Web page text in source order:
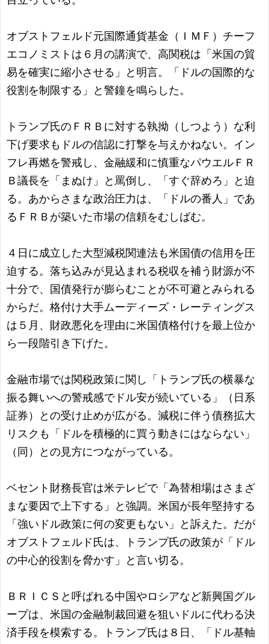
オブストフェルド元国際通貨基金（ＩＭＦ）チーフ
エコノミストは６月の講演で、高関税は「米国の貿
易を確実に縮小させる」と明言。「ドルの国際的な
役割を制限する」と警鐘を鳴らした。
トランプ氏のＦＲＢに対する執拗（しつよう）な利
下げ要求もドルの信認に打撃を与えかねない。イン
フレ再燃を警戒し、金融緩和に慎重なパウエルＦＲ
Ｂ議長を「まぬけ」と罵倒し、「すぐ辞めろ」と迫
る。あからさまな政治圧力は、「ドルの番人」であ
るＦＲＢが築いた市場の信頼をむしばむ。
４日に成立した大型減税関連法も米国債の信用を圧
迫する。落ち込みが見込まれる税収を補う財源が不
十分で、国債発行が膨らむことが不可避とみられる
からだ。格付け大手ムーディーズ・レーティングス
は５月、財政悪化を理由に米国債格付けを最上位か
ら一段階引き下げた。
金融市場では関税政策に関し「トランプ氏の横暴な
振る舞いへの警戒感でドル安が続いている」（日系
証券）との受け止めが広がる。減税に伴う債務拡大
リスクも「ドルを積極的に買う動きにはならない」
（同）との見方につながっている。
ベセント財務長官は米テレビで「為替相場はさまざ
まな要因で上下する」と強調。米国が長年堅持する
「強いドル政策に何の変更もない」と訴えた。だが
オブストフェルド氏は、トランプ氏の政策が「ドル
の中心的役割を脅かす」と言い切る。
ＢＲＩＣＳと呼ばれる中国やロシアなど新興国グル
ープは、米国の金融制裁回避を狙いドルに代わる決
済手段を模索する。トランプ氏は８日、「ドル基軸